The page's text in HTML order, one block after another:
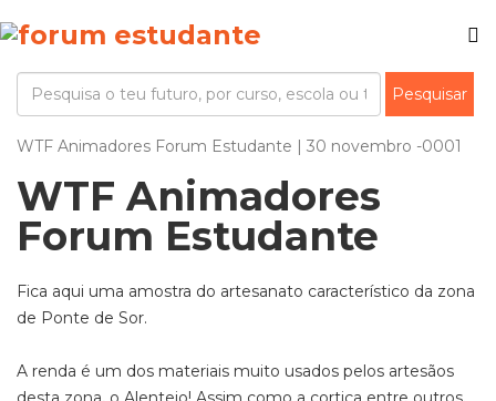
WTF Animadores Forum Estudante | 30 novembro -0001
WTF Animadores
Forum Estudante
Fica aqui uma amostra do artesanato característico da zona
de Ponte de Sor.
A renda é um dos materiais muito usados pelos artesãos